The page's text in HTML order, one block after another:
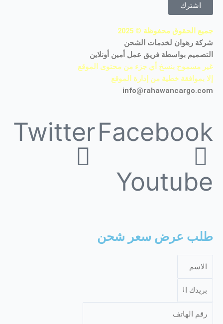
اشترك
جميع الحقوق محفوظة ©
2025
شركة رهوان لخدمات الشحن
التصميم بواسطة فريق عمل أمين أونلاين
غير مسموح بنسخ أي جزء من محتوى الموقع
إلا بموافقة خطية من إدارة الموقع
info@rahawancargo.com
Facebook
Twitter
Youtube
طلب عرض سعر شحن